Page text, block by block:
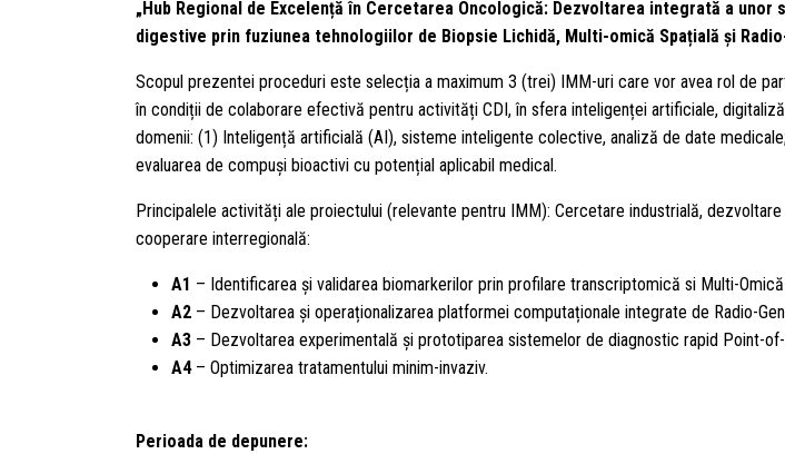
„Hub Regional de Excelență în Cercetarea Oncologică: Dezvoltarea integrată a
digestive prin fuziunea tehnologiilor de Biopsie Lichidă, Multi-omică Spațială și
Scopul prezentei proceduri este selecția a maximum 3 (trei) IMM-uri care vor avea rol de
în condiții de colaborare efectivă pentru activități CDI, în sfera inteligenței artificiale,
domenii: (1) Inteligență artificială (AI), sisteme inteligente colective, analiză de date
evaluarea de compuși bioactivi cu potențial aplicabil medical.
Principalele activități ale proiectului (relevante pentru IMM): Cercetare industrială,
cooperare interregională:
A1 – Identificarea și validarea biomarkerilor prin profilare transcriptomică si Multi-
A2 – Dezvoltarea și operaționalizarea platformei computaționale integrate de Radio-
A3 – Dezvoltarea experimentală și prototiparea sistemelor de diagnostic rapid Point-of-
A4– Optimizarea tratamentului minim-invaziv.
Perioada de depunere: